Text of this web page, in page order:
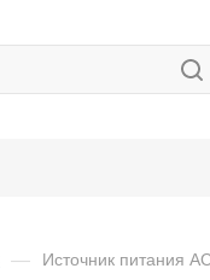
— Источник питания